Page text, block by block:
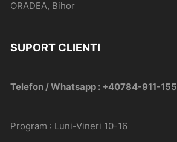
ORADEA, Bihor
SUPORT CLIENTI
Telefon / Whatsapp : +40784-911-155
Program : Luni-Vineri 10-16